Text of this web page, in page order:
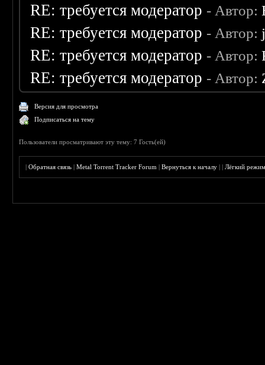
RE: требуется модератор - Автор:
RE: требуется модератор - Автор:
RE: требуется модератор - Автор:
RE: требуется модератор - Автор:
Версия для просмотра
Подписаться на тему
Пользователи просматривают эту тему: 7 Гость(ей)
|Обратная связь |Metal Torrent Tracker Forum |Вернуться к началу ||Лёгкий